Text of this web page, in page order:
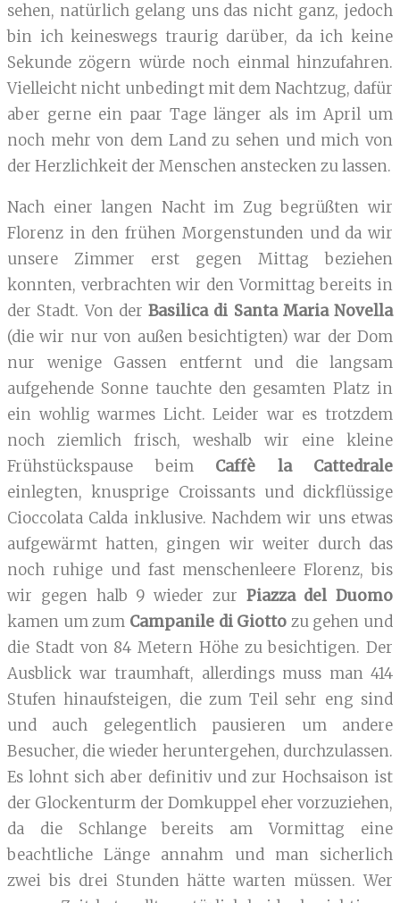
sehen, natürlich gelang uns das nicht ganz, jedoch
bin ich keineswegs traurig darüber, da ich keine
Sekunde zögern würde noch einmal hinzufahren.
Vielleicht nicht unbedingt mit dem Nachtzug, dafür
aber gerne ein paar Tage länger als im April um
noch mehr von dem Land zu sehen und mich von
der Herzlichkeit der Menschen anstecken zu lassen.
Nach einer langen Nacht im Zug begrüßten wir
Florenz in den frühen Morgenstunden und da wir
unsere Zimmer erst gegen Mittag beziehen
konnten, verbrachten wir den Vormittag bereits in
der Stadt. Von der Basilica di Santa Maria Novella
(die wir nur von außen besichtigten) war der Dom
nur wenige Gassen entfernt und die langsam
aufgehende Sonne tauchte den gesamten Platz in
ein wohlig warmes Licht. Leider war es trotzdem
noch ziemlich frisch, weshalb wir eine kleine
Frühstückspause beim Caffè la Cattedrale
einlegten, knusprige Croissants und dickflüssige
Cioccolata Calda inklusive. Nachdem wir uns etwas
aufgewärmt hatten, gingen wir weiter durch das
noch ruhige und fast menschenleere Florenz, bis
wir gegen halb 9 wieder zur Piazza del Duomo
kamen um zum Campanile di Giotto zu gehen und
die Stadt von 84 Metern Höhe zu besichtigen. Der
Ausblick war traumhaft, allerdings muss man 414
Stufen hinaufsteigen, die zum Teil sehr eng sind
und auch gelegentlich pausieren um andere
Besucher, die wieder heruntergehen, durchzulassen.
Es lohnt sich aber definitiv und zur Hochsaison ist
der Glockenturm der Domkuppel eher vorzuziehen,
da die Schlange bereits am Vormittag eine
beachtliche Länge annahm und man sicherlich
zwei bis drei Stunden hätte warten müssen. Wer